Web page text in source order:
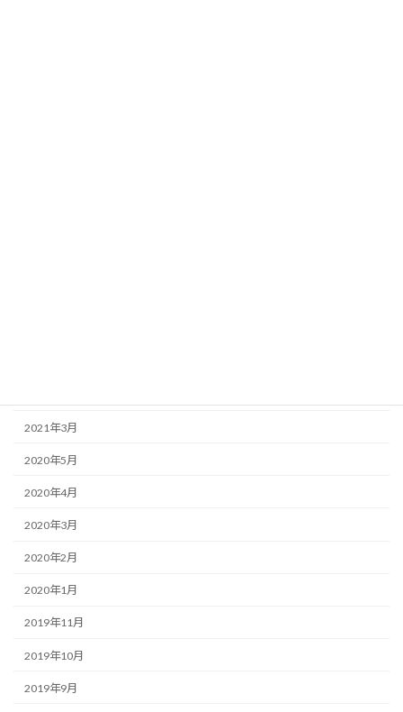
2021年3月
2020年5月
2020年4月
2020年3月
2020年2月
2020年1月
2019年11月
2019年10月
2019年9月